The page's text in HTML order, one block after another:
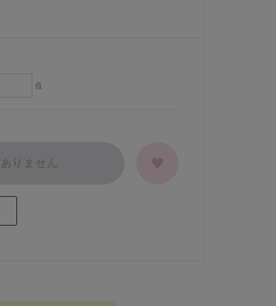
点
りません